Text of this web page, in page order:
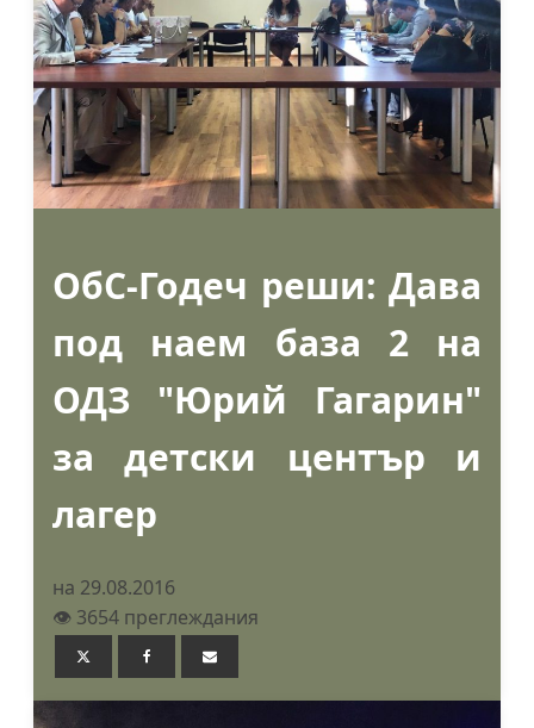
ОбС-Годеч реши: Дава
под наем база 2 на
ОДЗ "Юрий Гагарин"
за детски център и
лагер
на 29.08.2016
👁️ 3654 преглеждания